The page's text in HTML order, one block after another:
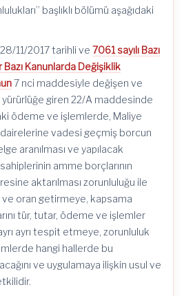
başlıklı bölümü aşağıdaki
28/11/2017 tarihli ve 7061 sayılı Bazı
Bazı Kanunlarda Değişiklik
7 nci maddesiyle değişen ve
yürürlüğe giren 22/A maddesinde
ödeme ve işlemlerde, Maliye
dairelerine vadesi geçmiş borcun
aranılması ve yapılacak
amme borçlarının
aktarılması zorunluluğu ile
oran getirmeye, kapsama
tür, tutar, ödeme ve işlemler
ayrı tespit etmeye, zorunluluk
hangi hallerde bu
ve uygulamaya ilişkin usul ve